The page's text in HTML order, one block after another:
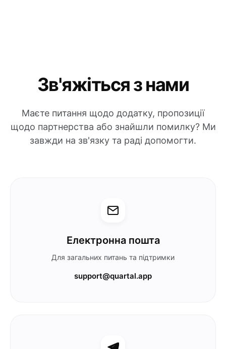
Зв'яжіться з нами
Маєте питання щодо додатку, пропозиції
щодо партнерства або знайшли помилку? Ми
завжди на зв'язку та раді допомогти.
Електронна пошта
Для загальних питань та підтримки
support@quartal.app